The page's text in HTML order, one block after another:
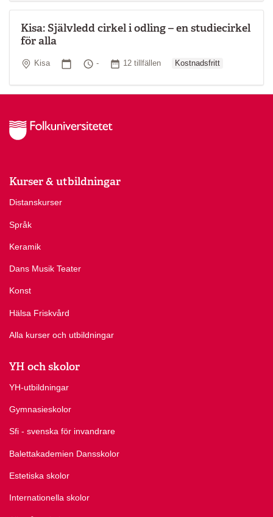
Kisa: Självledd cirkel i odling – en studiecirkel
för alla
Plats
Kisa Startdatum
Tid
- Antal tillfällen
12 tillfällen Kostnadsfritt
Kurser & utbildningar
Distanskurser
Språk
Keramik
Dans Musik Teater
Konst
Hälsa Friskvård
Alla kurser och utbildningar
YH och skolor
YH-utbildningar
Gymnasieskolor
Sfi - svenska för invandrare
Balettakademien Dansskolor
Estetiska skolor
Internationella skolor